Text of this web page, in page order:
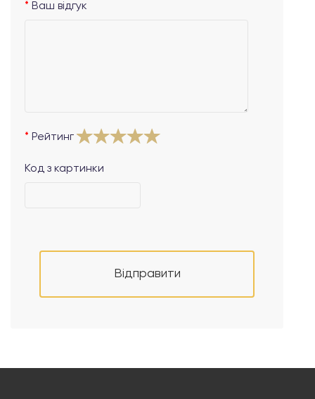
Ваш відгук
Рейтинг
Код з картинки
Відправити